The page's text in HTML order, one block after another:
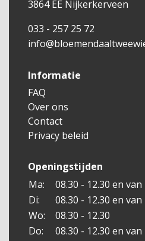
3864 EE Nijkerkerveen
033 - 257 25 72
Informatie
FAQ
Over ons
Contact
Privacy beleid
Openingstijden
Ma:
08.30 - 12.30 en
Di:
08.30 - 12.30 en
Wo:
08.30 - 12.30
Do:
08.30 - 12.30 en